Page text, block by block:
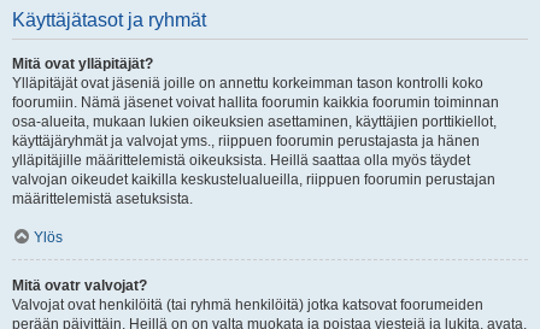
Käyttäjätasot ja ryhmät
Mitä ovat ylläpitäjät?
Ylläpitäjät ovat jäseniä joille on annettu korkeimman tason kontrolli koko
foorumiin. Nämä jäsenet voivat hallita foorumin kaikkia foorumin toiminnan
osa-alueita, mukaan lukien oikeuksien asettaminen, käyttäjien porttikiellot,
käyttäjäryhmät ja valvojat yms., riippuen foorumin perustajasta ja hänen
ylläpitäjille määrittelemistä oikeuksista. Heillä saattaa olla myös täydet
valvojan oikeudet kaikilla keskustelualueilla, riippuen foorumin perustajan
määrittelemistä asetuksista.
Ylös
Mitä ovatr valvojat?
Valvojat ovat henkilöitä (tai ryhmä henkilöitä) jotka katsovat foorumeiden
perään päivittäin. Heillä on on valta muokata ja poistaa viestejä ja lukita, avata,